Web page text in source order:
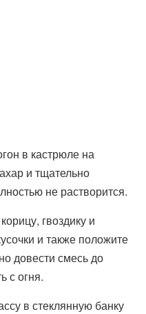
в кастрюле на
и тщательно
не растворится.
гвоздику и
и также положите
довести смесь до
с огня.
в стеклянную банку